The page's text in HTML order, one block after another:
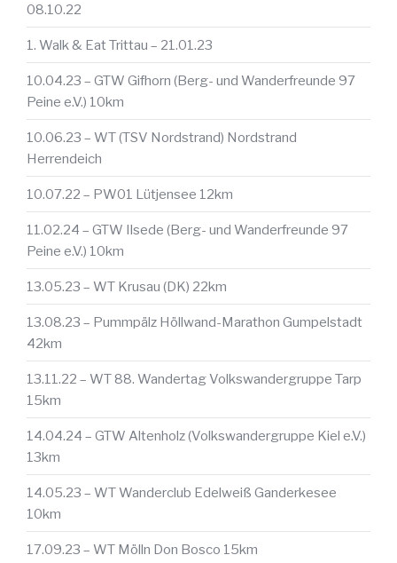
08.10.22
1. Walk & Eat Trittau – 21.01.23
10.04.23 – GTW Gifhorn (Berg- und Wanderfreunde 97
Peine e.V.) 10km
10.06.23 – WT (TSV Nordstrand) Nordstrand
Herrendeich
10.07.22 – PW01 Lütjensee 12km
11.02.24 – GTW Ilsede (Berg- und Wanderfreunde 97
Peine e.V.) 10km
13.05.23 – WT Krusau (DK) 22km
13.08.23 – Pummpälz Höllwand-Marathon Gumpelstadt
42km
13.11.22 – WT 88. Wandertag Volkswandergruppe Tarp
15km
14.04.24 – GTW Altenholz (Volkswandergruppe Kiel e.V.)
13km
14.05.23 – WT Wanderclub Edelweiß Ganderkesee
10km
17.09.23 – WT Mölln Don Bosco 15km